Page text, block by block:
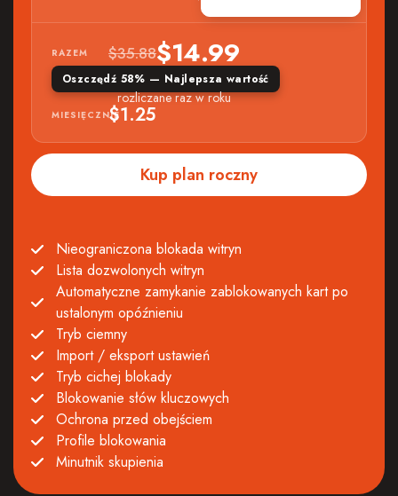
RAZEM $35.88$14.99
Oszczędź 58% — Najlepsza wartość
rozliczane raz w roku
MIESIĘCZNIE$1.25
Kup plan roczny
Nieograniczona blokada witryn
Lista dozwolonych witryn
Automatyczne zamykanie zablokowanych kart po
ustalonym opóźnieniu
Tryb ciemny
Import / eksport ustawień
Tryb cichej blokady
Blokowanie słów kluczowych
Ochrona przed obejściem
Profile blokowania
Minutnik skupienia